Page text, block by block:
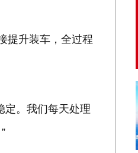
提升装车，全过程
定。我们每天处理